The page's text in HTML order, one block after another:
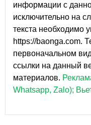
информации с
исключительно на
текста необходимо
https://baonga.com.
первоначальном
ссылки на данный
материалов.
Whatsapp, Zalo);